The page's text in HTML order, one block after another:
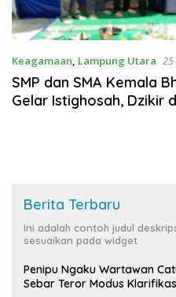
Keagamaan, Lampung Utara 25
SMP dan SMA Kemala
Gelar Istighosah, Dzikir
Berita Terbaru
Ini adalah contoh judul
sesuaikan pada widget
Penipu Ngaku Wartawan
Sebar Teror Modus